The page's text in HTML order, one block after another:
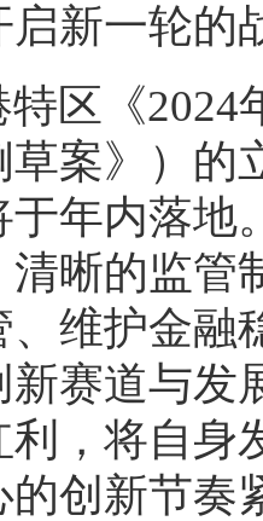
新一轮的
区《
草案》）
年内落地
晰的监管
、维护金融
赛道与发
，将自身
的创新节奏